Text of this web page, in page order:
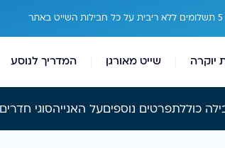
יוקרה שייט מאורגן המדריך לנוסע
כוללתפרטים נוספיםעל האנייהסוגי חדרים